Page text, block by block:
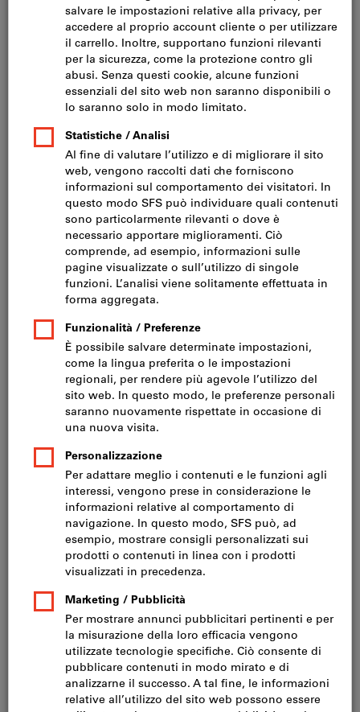
Fare clic per ingrandire l‘immagine
Prezzo per 1 Articolo
IVA inclusa Prezzo più spese di spedizione
IVA esclusa CHF 17.20
Verniciatura metallo:
Scegliere
Nel carrello